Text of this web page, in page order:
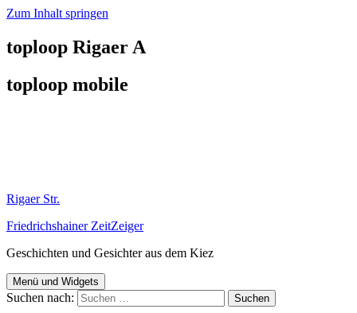
Zum Inhalt springen
toploop Rigaer A
toploop mobile
Rigaer Str.
Friedrichshainer ZeitZeiger
Geschichten und Gesichter aus dem Kiez
Menü und Widgets
Suchen nach: